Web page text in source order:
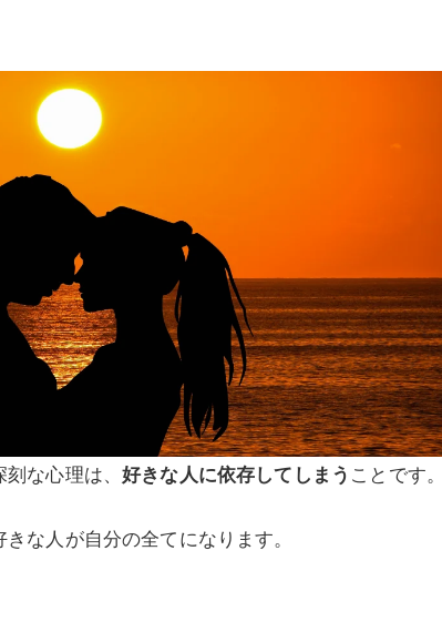
刻な心理は、好きな人に依存してしまう ことです
な人が自分の全てになります。